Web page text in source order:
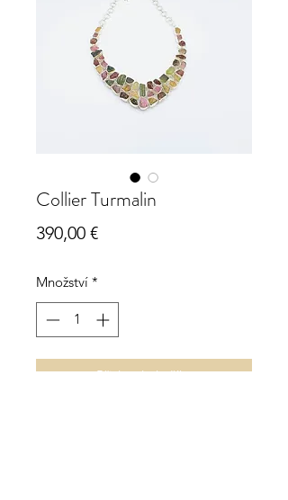
Collier Turmalin
390,00 €Cena
Množství *
Přidat do košíku